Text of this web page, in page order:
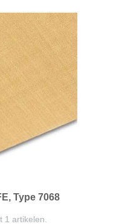
Type 7068
1 artikelen.